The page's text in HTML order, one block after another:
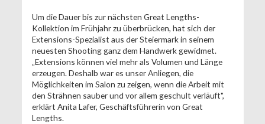
Um die Dauer bis zur nächsten Great Lengths-
Kollektion im Frühjahr zu überbrücken, hat sich der
Extensions-Spezialist aus der Steiermark in seinem
neuesten Shooting ganz dem Handwerk gewidmet.
„Extensions können viel mehr als Volumen und Länge
erzeugen. Deshalb war es unser Anliegen, die
Möglichkeiten im Salon zu zeigen, wenn die Arbeit mit
den Strähnen sauber und vor allem geschult verläuft",
erklärt Anita Lafer, Geschäftsführerin von Great
Lengths.